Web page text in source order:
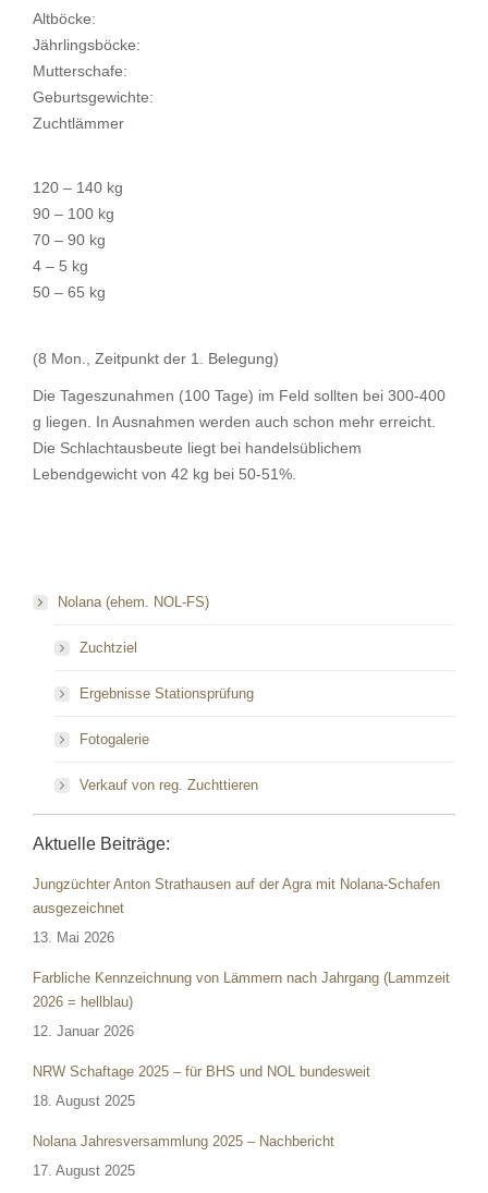
Altböcke:
Jährlingsböcke:
Mutterschafe:
Geburtsgewichte:
Zuchtlämmer
120 – 140 kg
90 – 100 kg
70 – 90 kg
4 – 5 kg
50 – 65 kg
(8 Mon., Zeitpunkt der 1. Belegung)
Die Tageszunahmen (100 Tage) im Feld sollten bei 300-400
g liegen. In Ausnahmen werden auch schon mehr erreicht.
Die Schlachtausbeute liegt bei handelsüblichem
Lebendgewicht von 42 kg bei 50-51%.
Nolana (ehem. NOL-FS)
Zuchtziel
Ergebnisse Stationsprüfung
Fotogalerie
Verkauf von reg. Zuchttieren
Aktuelle Beiträge:
Jungzüchter Anton Strathausen auf der Agra mit Nolana-Schafen
ausgezeichnet
13. Mai 2026
Farbliche Kennzeichnung von Lämmern nach Jahrgang (Lammzeit
2026 = hellblau)
12. Januar 2026
NRW Schaftage 2025 – für BHS und NOL bundesweit
18. August 2025
Nolana Jahresversammlung 2025 – Nachbericht
17. August 2025